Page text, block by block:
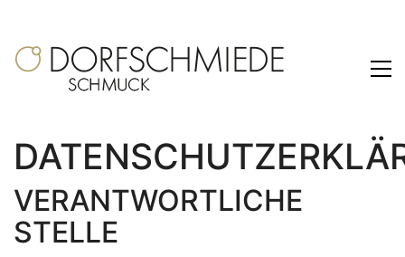
VERANTWORTLICHE
STELLE